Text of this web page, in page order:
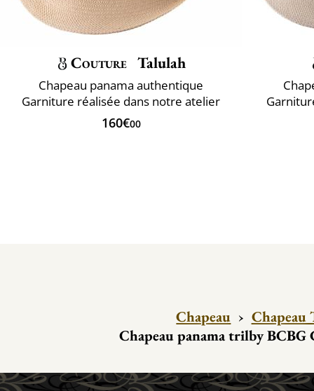
Couture Talulah
Chapeau panama authentique
Garniture réalisée dans notre atelier
160€00
Chapeau › Chapeau
Chapeau panama trilby